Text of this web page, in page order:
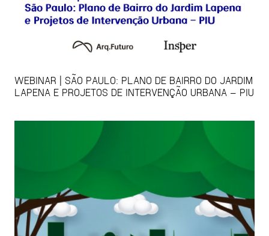
WEBINAR | SÃO PAULO: PLANO DE BAIRRO DO JARDIM
LAPENA E PROJETOS DE INTERVENÇÃO URBANA – PIU